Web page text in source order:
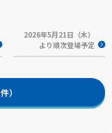
2026年5月21日（木）
より順次登場予定
）